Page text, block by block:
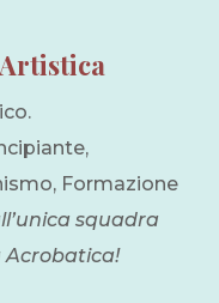
Formazione
squadra
Acrobatica!